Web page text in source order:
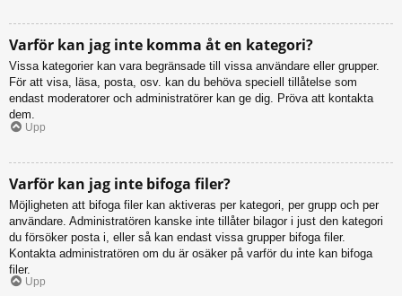
Varför kan jag inte komma åt en kategori?
Vissa kategorier kan vara begränsade till vissa användare eller grupper.
För att visa, läsa, posta, osv. kan du behöva speciell tillåtelse som
endast moderatorer och administratörer kan ge dig. Pröva att kontakta
dem.
Upp
Varför kan jag inte bifoga filer?
Möjligheten att bifoga filer kan aktiveras per kategori, per grupp och per
användare. Administratören kanske inte tillåter bilagor i just den kategori
du försöker posta i, eller så kan endast vissa grupper bifoga filer.
Kontakta administratören om du är osäker på varför du inte kan bifoga
filer.
Upp